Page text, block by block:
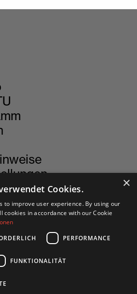
×
Cookies.
to improve user experience. By using our
cookies in accordance with our Cookie
PERFORMANCE
FUNKTIONALITÄT